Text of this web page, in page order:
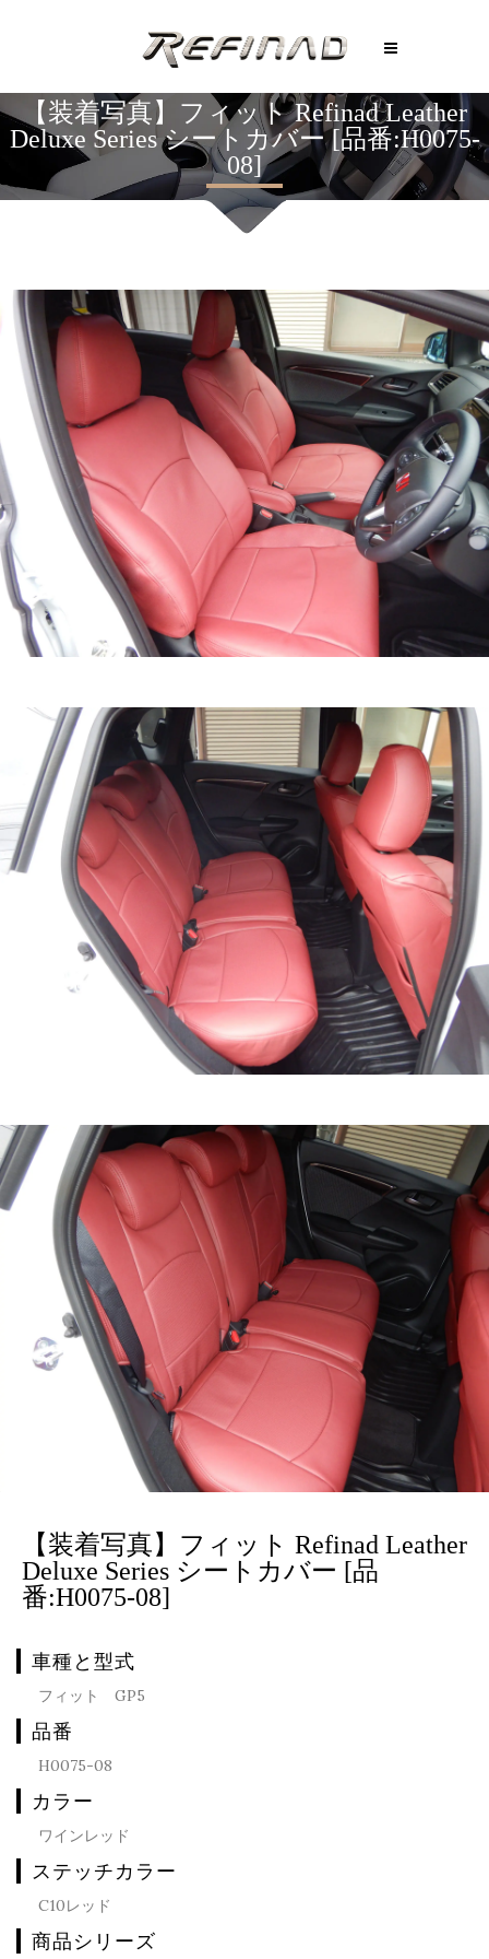
【装着写真】フィット Refinad Leather
Deluxe Series シートカバー [品番:H0075-
08]
【装着写真】フィット Refinad Leather
Deluxe Series シートカバー [品
番:H0075-08]
車種と型式
フィット GP5
品番
H0075-08
カラー
ワインレッド
ステッチカラー
C10レッド
商品シリーズ